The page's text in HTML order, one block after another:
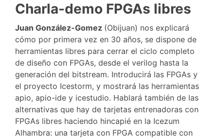
Charla-demo FPGAs libres
Juan González-Gomez (Obijuan) nos explicará
cómo por primera vez en 30 años, se dispone de
herramientas libres para cerrar el ciclo completo
de diseño con FPGAs, desde el verilog hasta la
generación del bitstream. Introducirá las FPGAs y
el proyecto Icestorm, y mostrará las herramientas
apio, apio-ide y icestudio. Hablará también de las
alternativas que hay de tarjetas entrenadoras con
FPGAs libres haciendo hincapié en la Icezum
Alhambra: una tarjeta con FPGA compatible con